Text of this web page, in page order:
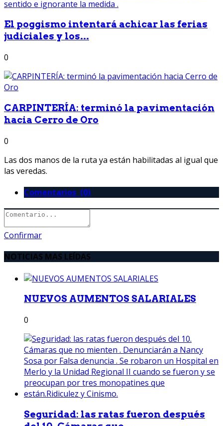
El poggismo intentará achicar las ferias
judiciales y los...
0
CARPINTERÍA: terminó la pavimentación
hacia Cerro de Oro
0
Las dos manos de la ruta ya están habilitadas al igual que
las veredas.
Comentarios (0)
Confirmar
NOTICIAS MAS LEÍDAS
NUEVOS AUMENTOS SALARIALES
0
Seguridad: las ratas fueron después